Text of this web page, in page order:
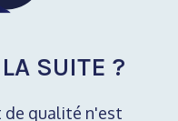
SUITE ?
de qualité n'est